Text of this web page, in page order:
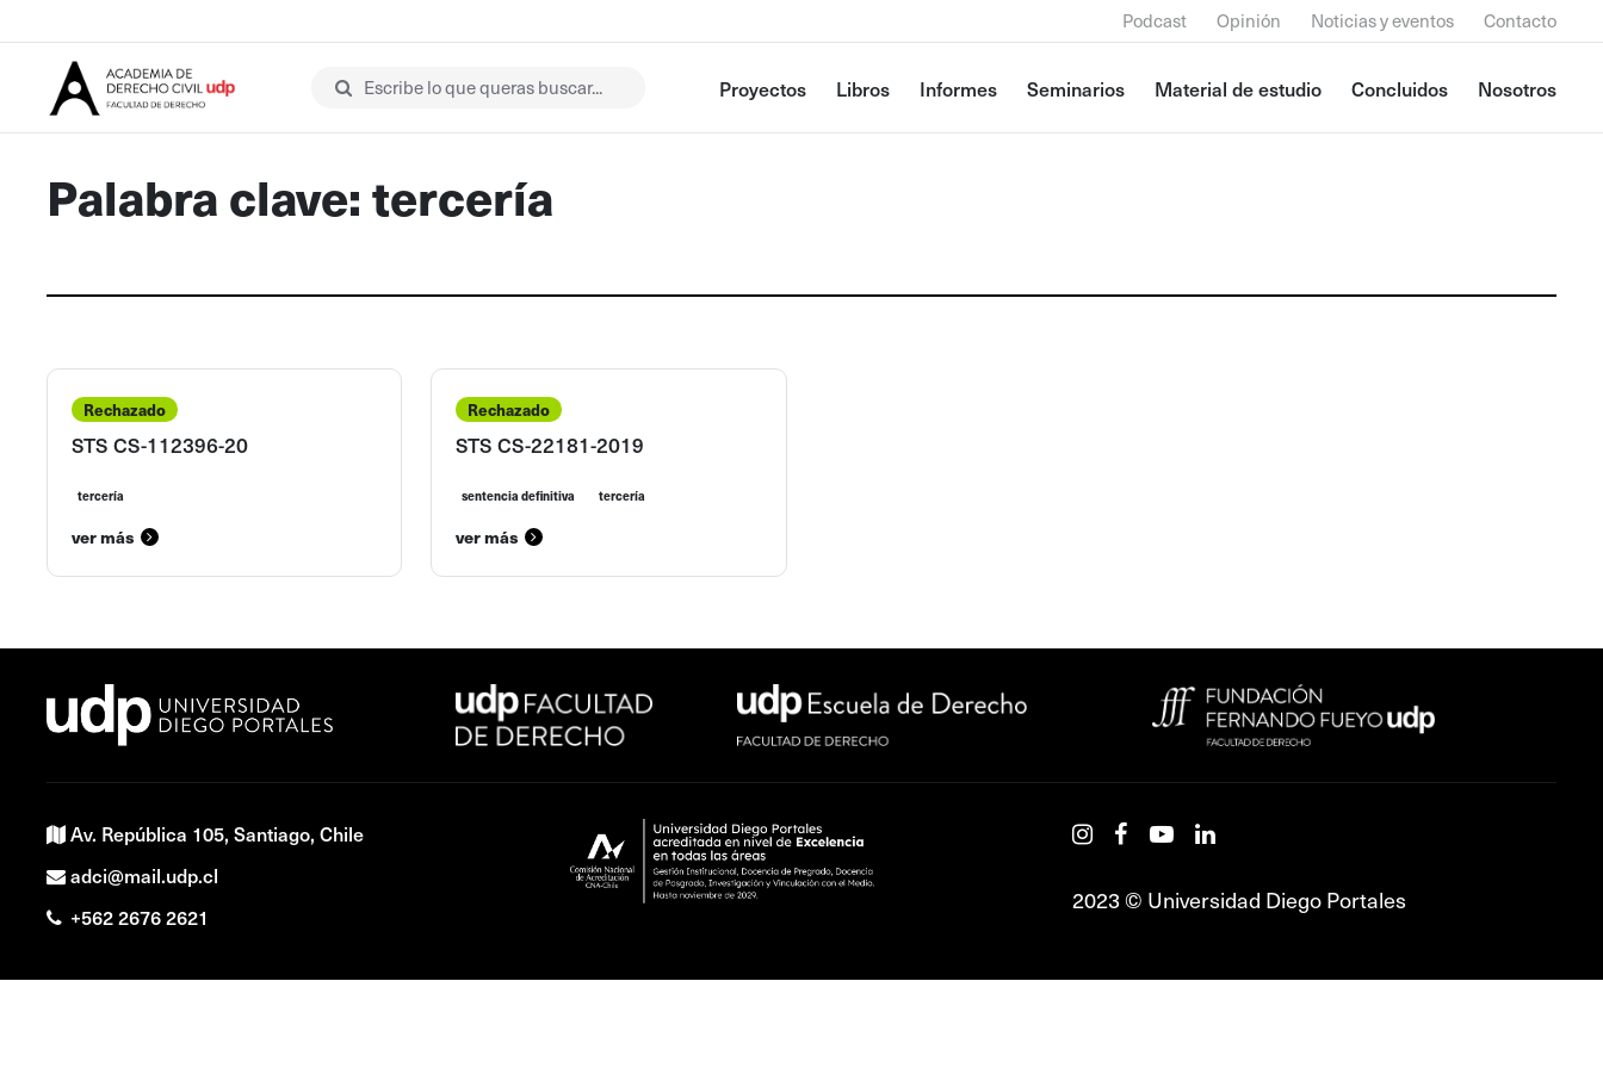
Podcast Opinión Noticias y eventos Contacto
Escribe lo que queras buscar... Proyectos Libros Informes Seminarios Material de estudio Concluidos Nosotros
Palabra clave: tercería
Rechazado
STS CS-112396-20
tercería
ver más
Rechazado
STS CS-22181-2019
sentencia definitiva tercería
ver más
Av. República 105, Santiago, Chile
adci@mail.udp.cl
+562 2676 2621
2023 © Universidad Diego Portales